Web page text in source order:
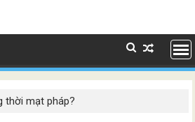
thời mạt pháp?